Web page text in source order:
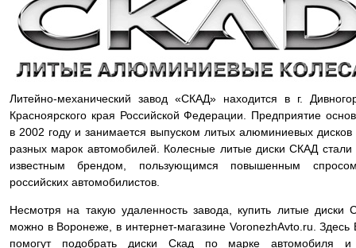
Литейно-механический завод «СКАД» находится в г.
Красноярского края Российской Федерации. Предприятие
в 2002 году и занимается выпуском литых алюминиевых дисков
разных марок автомобилей. Колесные литые диски СКАД стали
известным брендом, пользующимся повышенным
российских автомобилистов.
Несмотря на такую удаленность завода, купить литые диски
можно в Воронеже, в интернет-магазине VoronezhAvto.ru. Здесь
помогут подобрать диски Скад по марке автомобиля